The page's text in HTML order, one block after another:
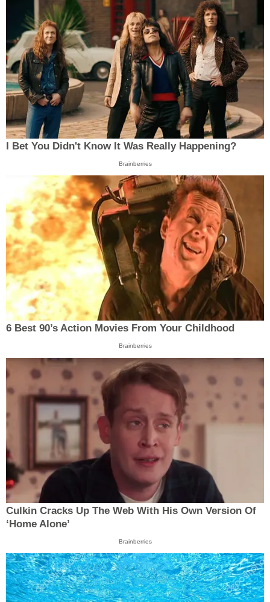
I Bet You Didn't Know It Was Really Happening?
Brainberries
6 Best 90’s Action Movies From Your Childhood
Brainberries
Culkin Cracks Up The Web With His Own Version Of
‘Home Alone’
Brainberries